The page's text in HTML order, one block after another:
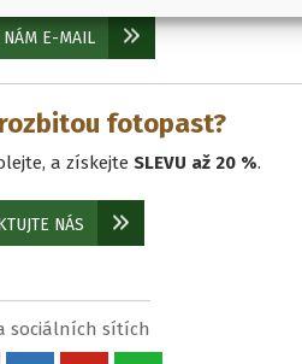
NÁM E-MAIL
fotopast?
a získejte SLEVU až 20 %.
NÁS
sociálních sítích